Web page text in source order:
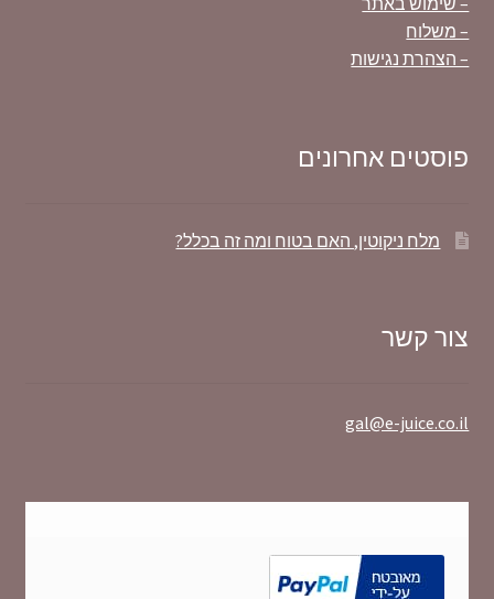
– משלוח
– הצהרת נגישות
פוסטים אחרונים
מלח ניקוטין, האם בטוח ומה זה בכלל?
צור קשר
gal@e-juice.co.il